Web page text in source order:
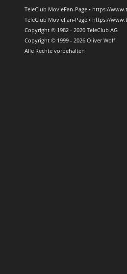
TeleClub MovieFan-Page • https://
TeleClub MovieFan-Page • https://
Copyright © 1982 - 2020 TeleClub AG
Copyright © 1999 - 2026 Oliver Wolf
Alle Rechte vorbehalten